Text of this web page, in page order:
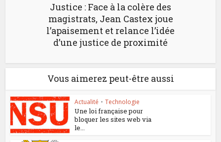
Justice : Face à la colère des
magistrats, Jean Castex joue
l’apaisement et relance l’idée
d’une justice de proximité
Vous aimerez peut-être aussi
Actualité • Technologie
Une loi française pour
bloquer les sites web via
le...